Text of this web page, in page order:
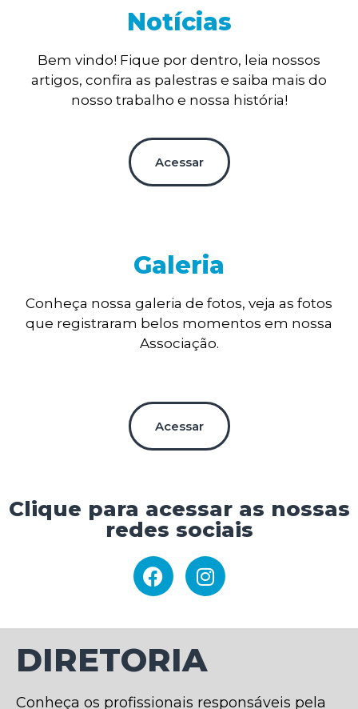
Notícias
Bem vindo! Fique por dentro, leia nossos
artigos, confira as palestras e saiba mais do
nosso trabalho e nossa história!
Acessar
Galeria
Conheça nossa galeria de fotos, veja as fotos
que registraram belos momentos em nossa
Associação.
Acessar
Clique para acessar as nossas
redes sociais
DIRETORIA
Conheça os profissionais responsáveis pela